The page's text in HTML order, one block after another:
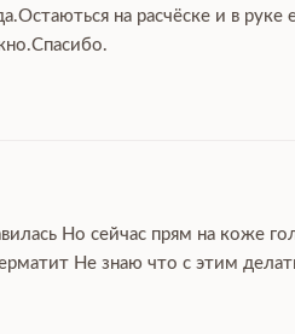
на расчёске и в руке
Но сейчас прям на коже
Не знаю что с этим